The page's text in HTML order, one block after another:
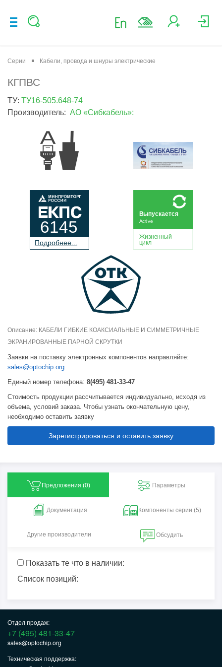
Серии Кабели, провода и шнуры электрические
КГПВС
ТУ: ТУ16-505.648-74
Производитель: АО «Сибкабель»:
Подробнее...
6145
Жизненный
цикл
Active
Выпускается
Описание: КАБЕЛИ ГИБКИЕ КОАКСИАЛЬНЫЕ И СИММЕТРИЧНЫЕ
ЭКРАНИРОВАННЫЕ ПАРНОЙ СКРУТКИ
Заявки на поставку электронных компонентов направляйте:
sales@optochip.org
Единый номер телефона: 8(495) 481-33-47
Стоимость продукции рассчитывается индивидуально, исходя из
объема, условий заказа. Чтобы узнать окончательную цену,
необходимо оставить заявку
Зарегистрироваться и оставить заявку
Предложения (0) Параметры
Документация Компоненты серии (5)
Другие производители Обсудить
Показать те что в наличии:
Список позиций:
Отдел продаж:
+7 (495) 481-33-47
sales@optochip.org
Техническая поддержка: